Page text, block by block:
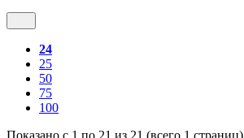
24
25
50
75
100